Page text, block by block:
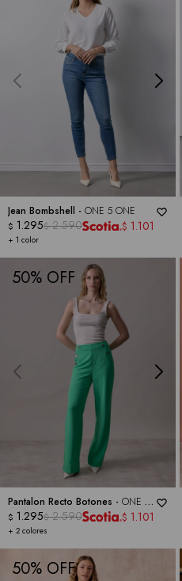
Jean Bombshell - ONE 5 ONE
+ 1 color
$ 1.295$ 2.590 $ 1.101
50
Pantalon Recto Botones - ONE 5
ONE
+ 2 colores
$ 1.295$ 2.590 $ 1.101
50